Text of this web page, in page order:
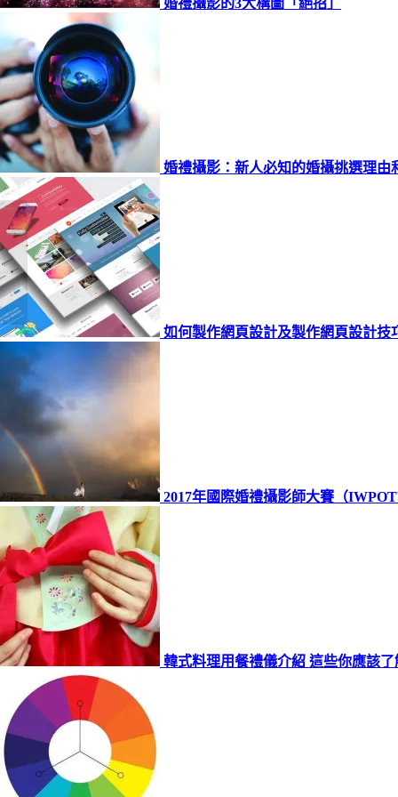
婚禮攝影的3大構圖「絕招」
婚禮攝影：新人必知的婚攝挑選理由
如何製作網頁設計及製作網頁設計技
2017年國際婚禮攝影師大賽（
韓式料理用餐禮儀介紹 這些你應該了
簡報的關鍵技巧